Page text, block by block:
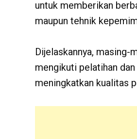
untuk memberikan
maupun tehnik
Dijelaskannya, masing-
mengikuti pelatihan
meningkatkan kualitas